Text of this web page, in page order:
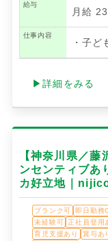
給与
月給
仕事内容
・子ど
▶詳細をみる
【神奈川県／
ンセンティブ
カ好立地｜
ブランク可 即日勤務
未経験可 正社員登用
育児支援あり
賞与あ